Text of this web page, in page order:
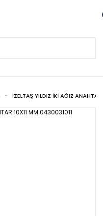
İZELTAŞ YILDIZ İKİ AĞIZ